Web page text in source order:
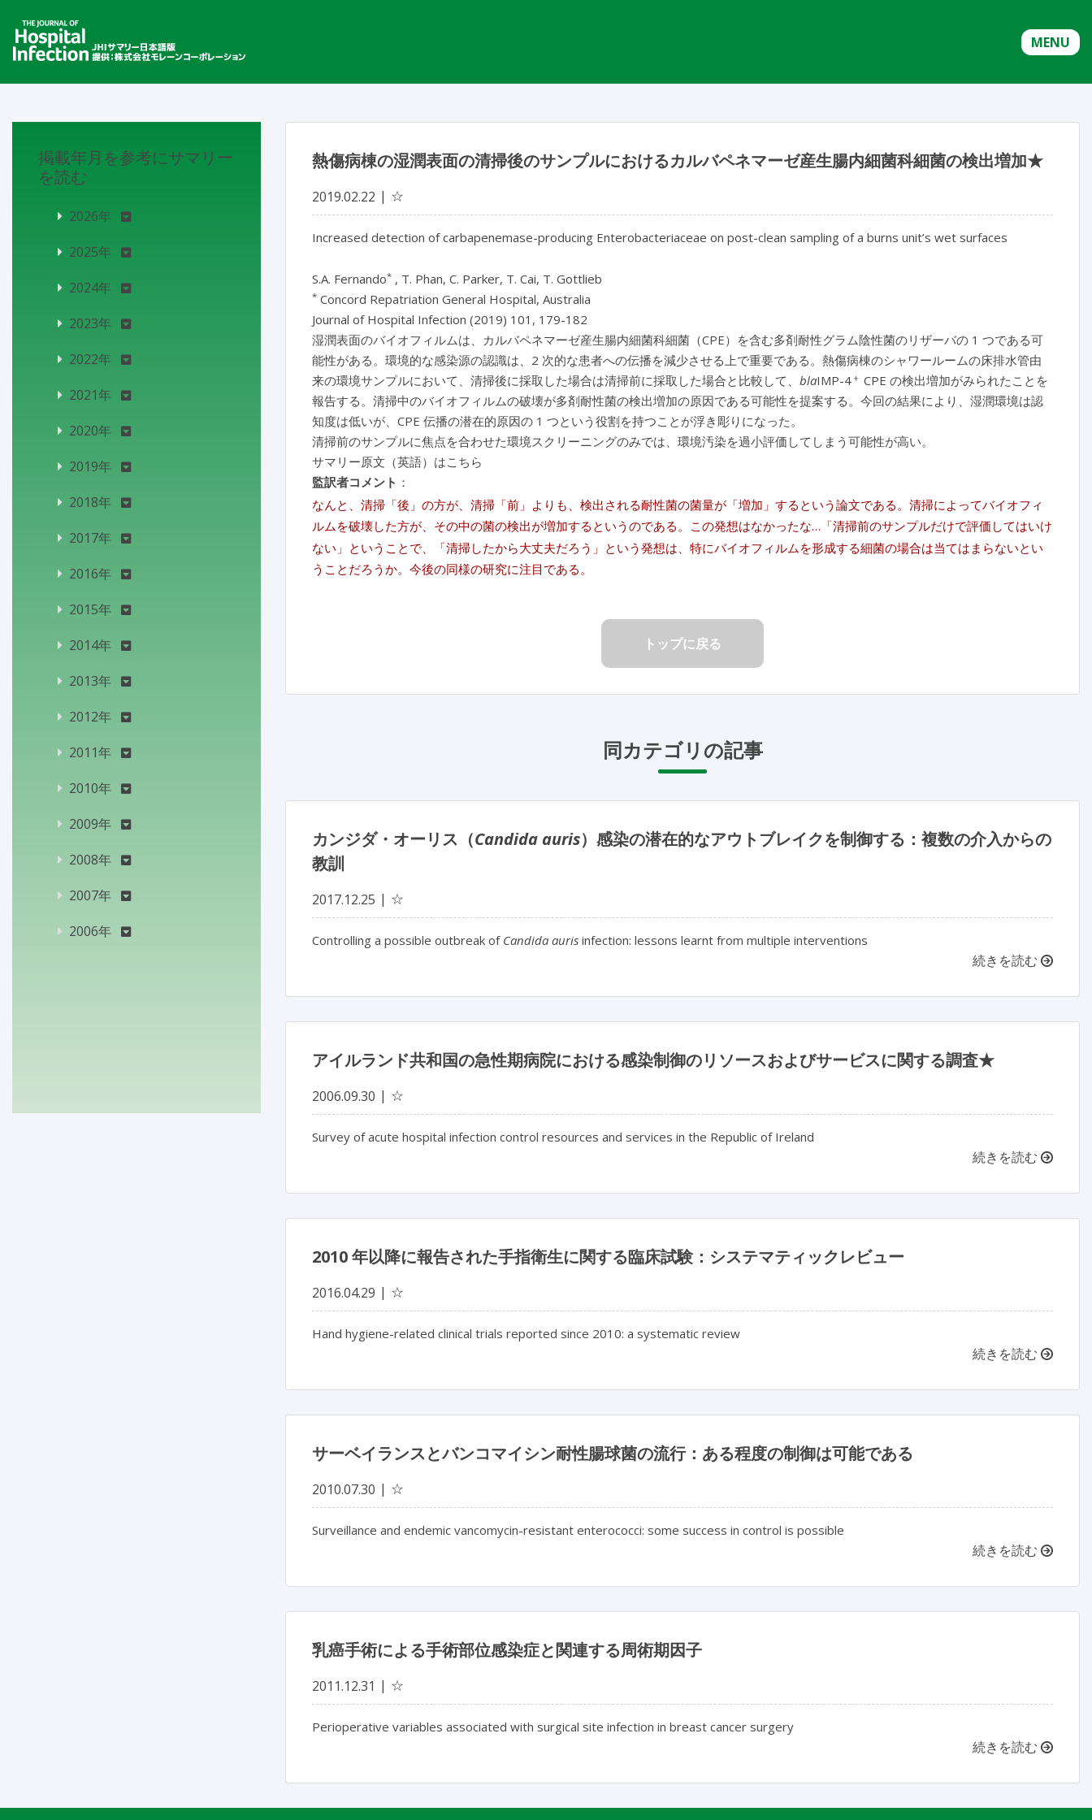
MENU
熱傷病棟の湿潤表面の清掃後のサンプルにおけるカルバペネマーゼ産生腸内細菌科細菌の検出増加★
2019.02.22 ☆
Increased detection of carbapenemase-producing Enterobacteriaceae on post-clean sampling of a burns unit’s wet surfaces
S.A. Fernando* , T. Phan, C. Parker, T. Cai, T. Gottlieb
* Concord Repatriation General Hospital, Australia
Journal of Hospital Infection (2019) 101, 179-182
湿潤表面のバイオフィルムは、カルバペネマーゼ産生腸内細菌科細菌（CPE）を含む多剤耐性グラム陰性菌のリザーバの 1 つである可
能性がある。環境的な感染源の認識は、2 次的な患者への伝播を減少させる上で重要である。熱傷病棟のシャワールームの床排水管由
来の環境サンプルにおいて、清掃後に採取した場合は清掃前に採取した場合と比較して、 blaIMP-4＋ CPE の検出増加がみられたことを
報告する。清掃中のバイオフィルムの破壊が多剤耐性菌の検出増加の原因である可能性を提案する。今回の結果により、湿潤環境は認
知度は低いが、CPE 伝播の潜在的原因の 1 つという役割を持つことが浮き彫りになった。
清掃前のサンプルに焦点を合わせた環境スクリーニングのみでは、環境汚染を過小評価してしまう可能性が高い。
サマリー原文（英語）はこちら
監訳者コメント ：
なんと、清掃「後」の方が、清掃「前」よりも、検出される耐性菌の菌量が「増加」するという論文である。清掃によってバイオフィ
ルムを破壊した方が、その中の菌の検出が増加するというのである。この発想はなかったな…「清掃前のサンプルだけで評価してはいけ
ない」ということで、「清掃したから大丈夫だろう」という発想は、特にバイオフィルムを形成する細菌の場合は当てはまらないとい
うことだろうか。今後の同様の研究に注目である。
トップに戻る
同カテゴリの記事
カンジダ・オーリス（Candida auris）感染の潜在的なアウトブレイクを制御する：複数の介入からの
教訓
2017.12.25 ☆
Controlling a possible outbreak of Candida auris infection: lessons learnt from multiple interventions
続きを読む
アイルランド共和国の急性期病院における感染制御のリソースおよびサービスに関する調査★
2006.09.30 ☆
Survey of acute hospital infection control resources and services in the Republic of Ireland
続きを読む
2010 年以降に報告された手指衛生に関する臨床試験：システマティックレビュー
2016.04.29 ☆
Hand hygiene-related clinical trials reported since 2010: a systematic review
続きを読む
サーベイランスとバンコマイシン耐性腸球菌の流行：ある程度の制御は可能である
2010.07.30 ☆
Surveillance and endemic vancomycin-resistant enterococci: some success in control is possible
続きを読む
乳癌手術による手術部位感染症と関連する周術期因子
2011.12.31 ☆
Perioperative variables associated with surgical site infection in breast cancer surgery
続きを読む
掲載年月を参考にサマリー
を読む
2026年
2025年
2024年
2023年
2022年
2021年
2020年
2019年
2018年
2017年
2016年
2015年
2014年
2013年
2012年
2011年
2010年
2009年
2008年
2007年
2006年